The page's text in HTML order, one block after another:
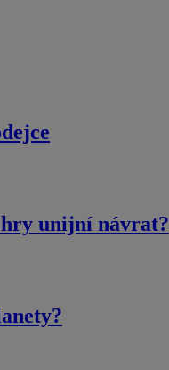
hry unijní návrat?